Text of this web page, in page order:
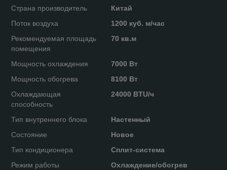
Страна производитель
Китай
Поток воздуха
1200 куб. м/час
Рекомендуемая площадь
помещения
70 кв.м
Мощность охлаждения
7000 Вт
Мощность обогрева
8100 Вт
Охлаждающая
способность
24000 BTU/ч
Тип внутреннего блока
Настенный
Состояние
Новое
Тип кондиционера
Сплит-система
Режим работы
Охлаждение/обогрев